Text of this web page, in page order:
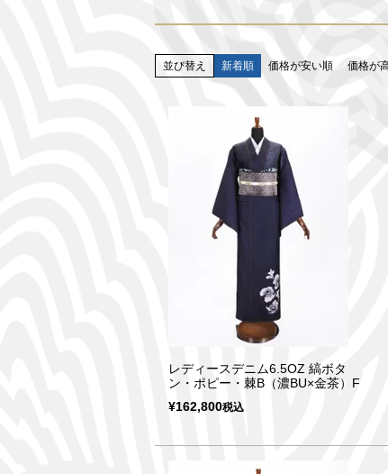
並び替え 新着順 価格が安い順 価格が
レディースデニム6.5OZ 縞ボタ
ン・ポピー・棘B（濃BU×金茶）F
¥162,800税込